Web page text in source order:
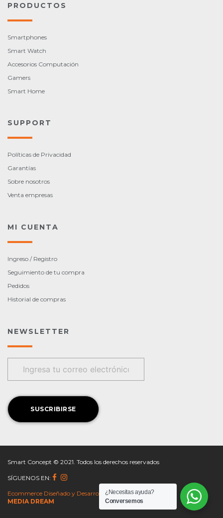
PRODUCTOS
Smartphones
Smart Watch
Accesorios Computación
Gamers
Smart Home
SUPPORT
Políticas de Privacidad
Garantías
Sobre nosotros
Venta empresas
MI CUENTA
Ingreso / Registro
Seguimiento de tu compra
Pedidos
Historial de compras
NEWSLETTER
Smart Concept © 2021. Todos los derechos reservados
SÍGUENOS EN:
Ecommerce Diseñado y Desarrollado por
MEDIA DREAM
¿Necesitas ayuda?
Conversemos